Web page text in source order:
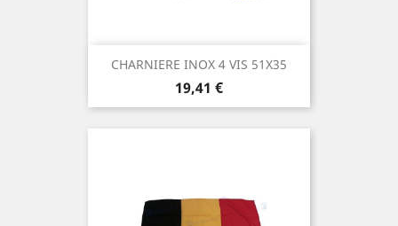
CHARNIERE INOX 4 VIS 51X35
Prix
19,41 €